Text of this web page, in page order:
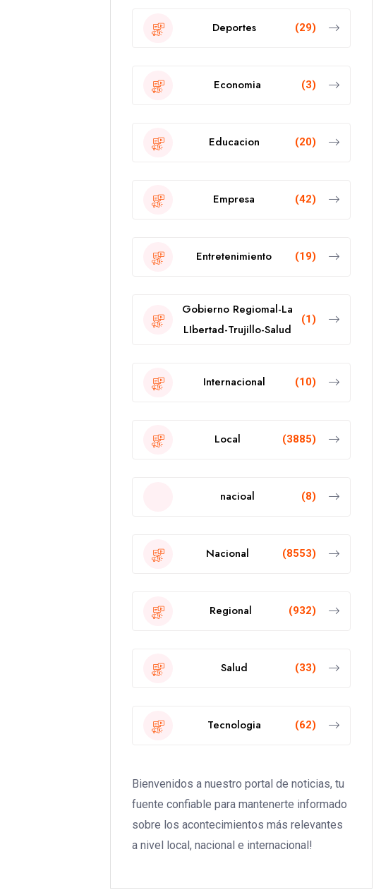
Deportes (29)
Economia (3)
Educacion (20)
Empresa (42)
Entretenimiento (19)
Gobierno Regiomal-La
LIbertad-Trujillo-Salud
(1)
Internacional (10)
Local (3885)
nacioal (8)
Nacional (8553)
Regional (932)
Salud (33)
Tecnologia (62)
Bienvenidos a nuestro portal de noticias, tu
fuente confiable para mantenerte informado
sobre los acontecimientos más relevantes
a nivel local, nacional e internacional!